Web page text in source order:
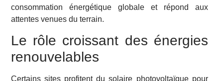
consommation énergétique globale et répond aux
attentes venues du terrain.
Le rôle croissant des énergies
renouvelables
Certains sites profitent du solaire photovoltaïque pour